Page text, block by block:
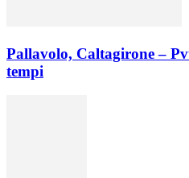
Pallavolo, Caltagirone –
tempi